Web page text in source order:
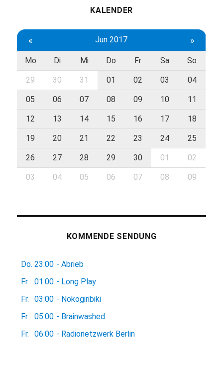
KALENDER
« Jun 2017 »
Mo Di Mi Do Fr Sa So
29 30 31 01 02 03 04
05 06 07 08 09 10 11
12 13 14 15 16 17 18
19 20 21 22 23 24 25
26 27 28 29 30 01 02
03 04 05 06 07 08 09
KOMMENDE SENDUNG
Do. 23:00 - Abrieb
Fr.
01:00 - Long Play
Fr.
03:00 - Nokogiribiki
Fr.
05:00 - Brainwashed
Fr.
06:00 - Radionetzwerk Berlin